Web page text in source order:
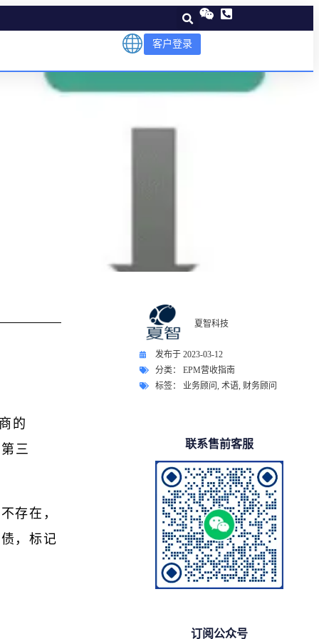
客户登录
的
三
存在，
，标记
夏智科技
发布于 2023-03-12
分类：
EPM营收指南
标签：
业务顾问 , 术语, 财务顾问
联系售前客服
订阅公众号